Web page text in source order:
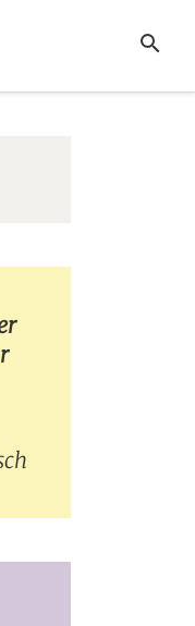
SUCHE